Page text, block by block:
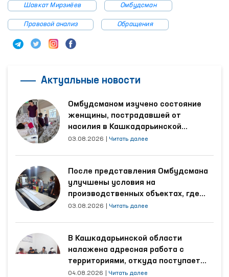
Шавкат Мирзиёев Омбудсман
Правовой анализ Обращения
Актуальные новости
Омбудсманом изучено состояние
женщины, пострадавшей от
насилия в Кашкадарьинской
области
03.08.2026 Читать далее
После представления Омбудсмана
улучшены условия на
производственных объектах, где
трудятся осуждённые
03.08.2026 Читать далее
В Кашкадарьинской области
налажена адресная работа с
территориями, откуда поступает
наибольшее количество обращений
04.08.2026 Читать далее